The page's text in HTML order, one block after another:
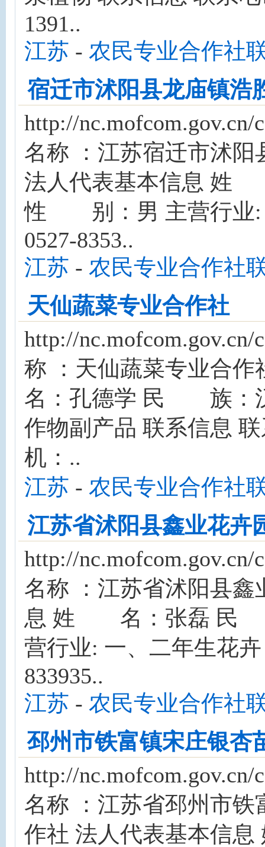
1391..
江苏 - 农民专业合作社
宿迁市沭阳县龙庙镇浩
http://
名称 ：江苏宿迁市沭
法人代表基本信息
性 别：男 主营行业:
0527-8353..
江苏 - 农民专业合作社
天仙蔬菜专业合作社
http://
称 ：天仙蔬菜专业合
名：孔德学 民 族：
作物副产品 联系信息 联
机：..
江苏 - 农民专业合作社
江苏省沭阳县鑫业花卉
http://
名称 ：江苏省沭阳县
息 姓 名：张磊 民
营行业: 一、二年生花
833935..
江苏 - 农民专业合作社
邳州市铁富镇宋庄银杏
http://
名称 ：江苏省邳州市
作社 法人代表基本